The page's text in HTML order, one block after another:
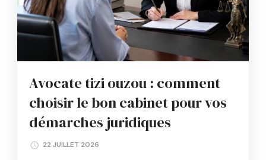
Avocate tizi ouzou : comment
choisir le bon cabinet pour vos
démarches juridiques
22 JUILLET 2026